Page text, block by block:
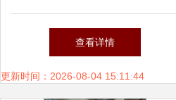
机器人的无畏尝试
查看详情
更新时间：2026-08-04 15:11:44